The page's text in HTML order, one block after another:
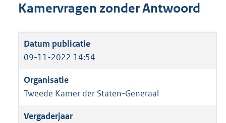
Kamervragen zonder Antwoord
09-11-2022 14:54
Tweede Kamer der Staten-Generaal